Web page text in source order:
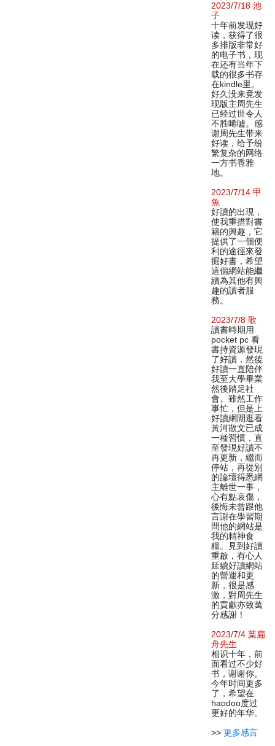
2023/7/18 池
子
十年前发现好
读，获得了很
多排版非常好
的电子书，现
在还有当年下
载的很多书存
在kindle里。
好久没来竟发
现版主周先生
已经过世令人
不胜唏嘘。感
谢周先生带来
好读，给予纷
繁复杂的网络
一方书香雅
地。
2023/7/14 甲
魚
好讀的出現，
使我重措對書
籍的興趣，它
提供了一個便
利的途徑來發
掘好書，希望
這個網站能繼
續為其他有興
趣的讀者服
務。
2023/7/8 歌
讀書時期用
pocket pc 看
書持資源發現
了好讀，然後
好讀一直陪伴
我至大學畢業
然後踏足社
會。雖然工作
事忙，但是上
好讀網閒逛看
黃河散文已成
一種習慣，直
至發現好讀不
再更新，繼而
停站，再從別
的論壇得悉網
主離世一事，
心有點哀傷，
後悔未曾跟他
言謝在學習期
間他的網站是
我的精神食
糧。見到好讀
重啟，有心人
延續好讀網站
的營運和更
新，很是感
激，對周先生
的貢獻亦致萬
分感謝！
2023/7/4 葉扁
舟先生
相识十年，前
面看过不少好
书，谢谢你。
今年时间更多
了，希望在
haodoo度过
更好的年华。
>> 更多感言